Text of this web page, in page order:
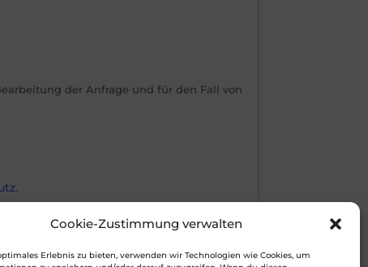
Cookie-Zustimmung verwalten
Erlebnis zu bieten, verwenden wir Technologien wie Cookies, um
der Anfrage und für den Fall von